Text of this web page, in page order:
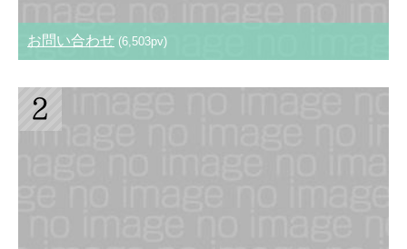
お問い合わせ (6,503pv)